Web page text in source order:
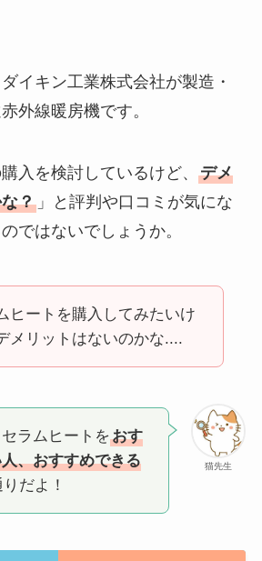
イキン工業株式会社が製造・
外線暖房機です。
入を検討しているけど、 デメ
？」と評判や口コミが気にな
ではないでしょうか。
ヒートを購入してみたいけ
メリットはないのかな....
猫先生
ラムヒートをおす
、おすすめできる
だよ！